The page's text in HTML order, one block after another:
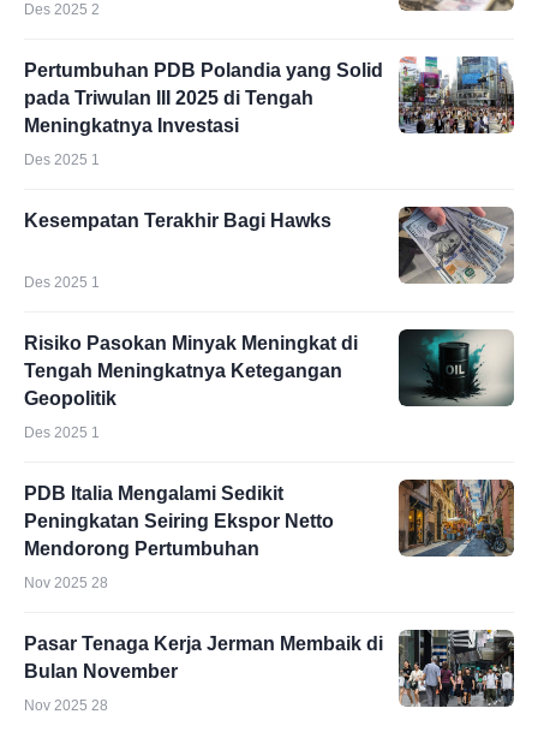
Des 2025 2
Pertumbuhan PDB Polandia yang Solid
pada Triwulan III 2025 di Tengah
Meningkatnya Investasi
Des 2025 1
Kesempatan Terakhir Bagi Hawks
Des 2025 1
Risiko Pasokan Minyak Meningkat di
Tengah Meningkatnya Ketegangan
Geopolitik
Des 2025 1
PDB Italia Mengalami Sedikit
Peningkatan Seiring Ekspor Netto
Mendorong Pertumbuhan
Nov 2025 28
Pasar Tenaga Kerja Jerman Membaik di
Bulan November
Nov 2025 28